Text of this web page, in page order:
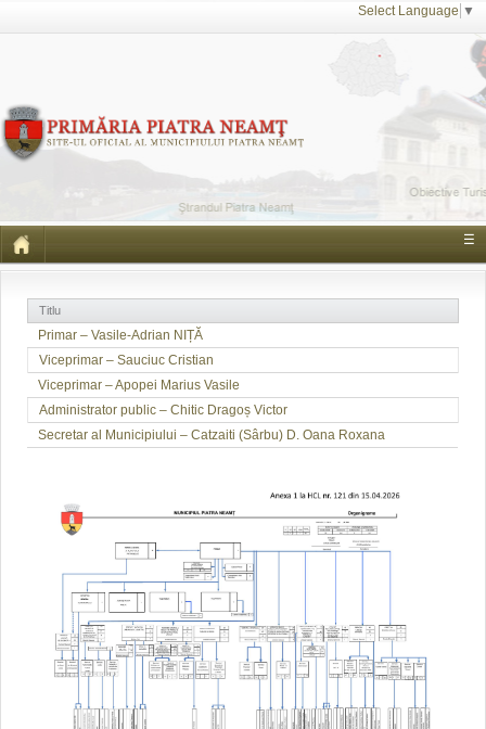
Select Language ▼
☰
Titlu
Primar – Vasile-Adrian NIȚĂ
Viceprimar – Sauciuc Cristian
Viceprimar – Apopei Marius Vasile
Administrator public – Chitic Dragoș Victor
Secretar al Municipiului – Catzaiti (Sârbu) D. Oana Roxana